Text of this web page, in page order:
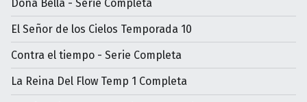
Doña Bella - Serie Completa
El Señor de los Cielos Temporada 10
Contra el tiempo - Serie Completa
La Reina Del Flow Temp 1 Completa